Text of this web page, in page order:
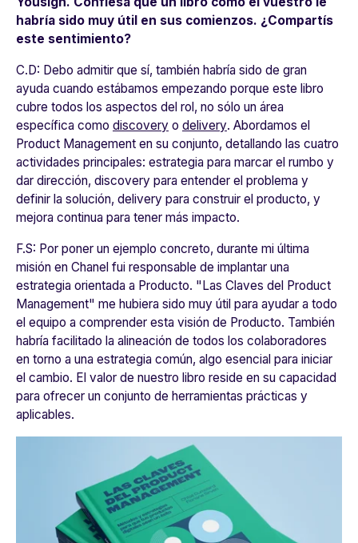
habría sido muy útil en sus comienzos. ¿Compartís
este sentimiento?
C.D: Debo admitir que sí, también habría sido de gran
ayuda cuando estábamos empezando porque este libro
cubre todos los aspectos del rol, no sólo un área
específica como discovery o delivery. Abordamos el
Product Management en su conjunto, detallando las cuatro
actividades principales: estrategia para marcar el rumbo y
dar dirección, discovery para entender el problema y
definir la solución, delivery para construir el producto, y
mejora continua para tener más impacto.
F.S: Por poner un ejemplo concreto, durante mi última
misión en Chanel fui responsable de implantar una
estrategia orientada a Producto. "Las Claves del Product
Management" me hubiera sido muy útil para ayudar a todo
el equipo a comprender esta visión de Producto. También
habría facilitado la alineación de todos los colaboradores
en torno a una estrategia común, algo esencial para iniciar
el cambio. El valor de nuestro libro reside en su capacidad
para ofrecer un conjunto de herramientas prácticas y
aplicables.